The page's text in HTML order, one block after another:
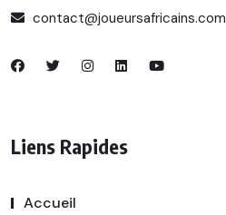
contact@joueursafricains.com
Liens Rapides
Accueil